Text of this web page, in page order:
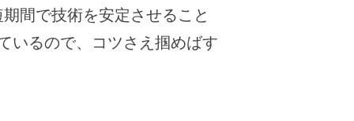
間で技術を安定させること
いるので、コツさえ掴めばす